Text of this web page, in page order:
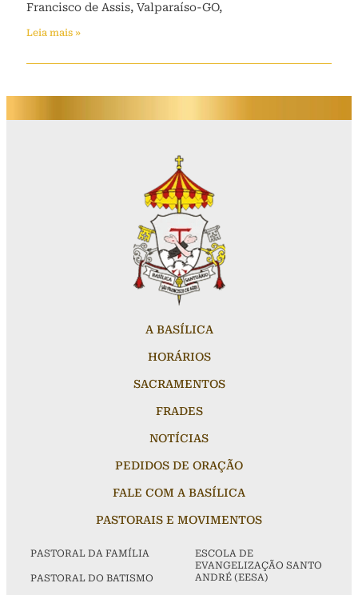
Francisco de Assis, Valparaíso-GO,
Leia mais »
A BASÍLICA
HORÁRIOS
SACRAMENTOS
FRADES
NOTÍCIAS
PEDIDOS DE ORAÇÃO
FALE COM A BASÍLICA
PASTORAIS E MOVIMENTOS
PASTORAL DA FAMÍLIA
PASTORAL DO BATISMO
ESCOLA DE
EVANGELIZAÇÃO SANTO
ANDRÉ (EESA)